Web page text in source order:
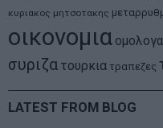
κυριακος μητσοτακης
οικονομια ομολογα
συριζα τουρκια τραπεζες
LATEST FROM BLOG